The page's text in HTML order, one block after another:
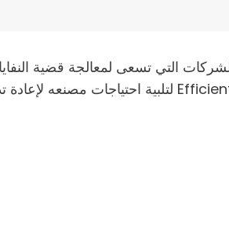
التي تسعى لمعالجة قضية